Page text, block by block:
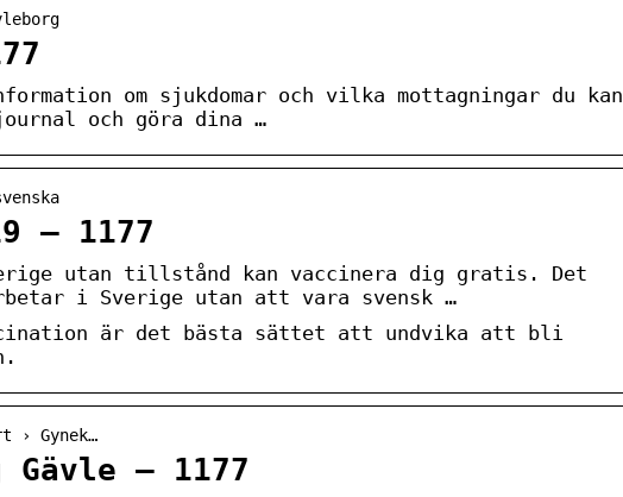
om sjukdomar och vilka mottagningar du kan
och göra dina …
– 1177
utan tillstånd kan vaccinera dig gratis. Det
i Sverige utan att vara svensk …
är det bästa sättet att undvika att bli
› Gynek…
Gävle – 1177